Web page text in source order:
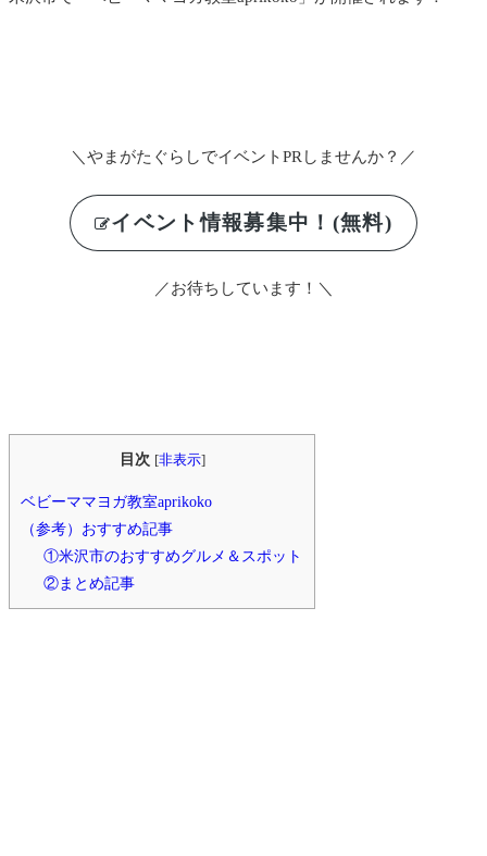
＼やまがたぐらしでイベントPRしませんか？／
イベント情報募集中！(無料)
／お待ちしています！＼
目次 [非表示]
ベビーママヨガ教室aprikoko
⁡（参考）おすすめ記事
①米沢市のおすすめグルメ＆スポット
②まとめ記事